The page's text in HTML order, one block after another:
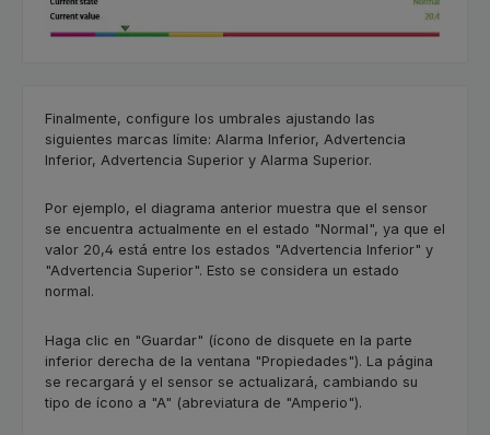
Finalmente, configure los umbrales ajustando las
siguientes marcas límite: Alarma Inferior, Advertencia
Inferior, Advertencia Superior y Alarma Superior.
Por ejemplo, el diagrama anterior muestra que el sensor
se encuentra actualmente en el estado "Normal", ya que el
valor 20,4 está entre los estados "Advertencia Inferior" y
"Advertencia Superior". Esto se considera un estado
normal.
Haga clic en "Guardar" (ícono de disquete en la parte
inferior derecha de la ventana "Propiedades"). La página
se recargará y el sensor se actualizará, cambiando su
tipo de ícono a "A" (abreviatura de "Amperio").